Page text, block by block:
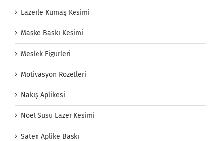
Lazerle Kumaş Kesimi
Maske Baskı Kesimi
Meslek Figürleri
Motivasyon Rozetleri
Nakış Aplikesi
Noel Süsü Lazer Kesimi
Saten Aplike Baskı